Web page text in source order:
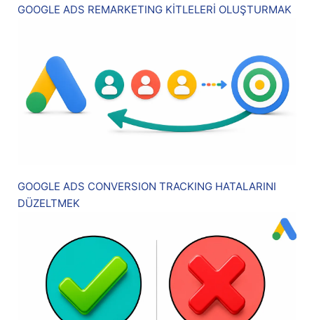
GOOGLE ADS REMARKETING KİTLELERİ OLUŞTURMAK
GOOGLE ADS CONVERSION TRACKING HATALARINI
DÜZELTMEK